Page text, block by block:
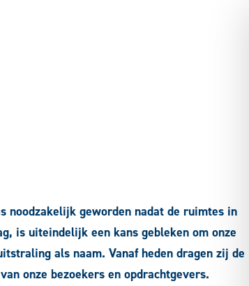
noodzakelijk geworden nadat de ruimtes in
is uiteindelijk een kans gebleken om onze
als naam. Vanaf heden dragen zij de
onze bezoekers en opdrachtgevers.